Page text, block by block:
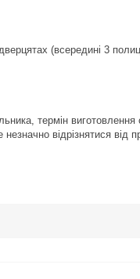
(всередині 3
термін виготовлення
відрізнятися від